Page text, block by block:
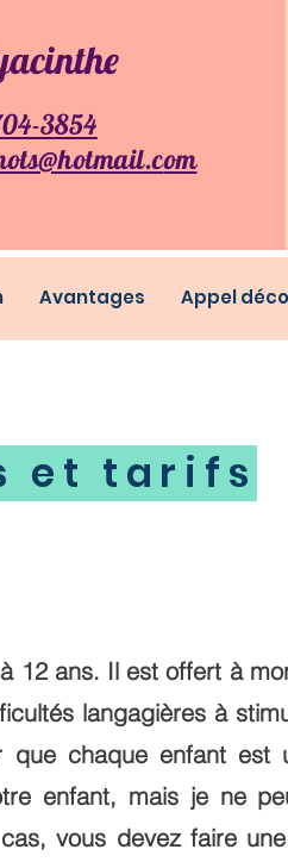
3854
om
Avantages Appel
et tarifs
12 ans. Il est offert à
langagières à
chaque enfant est
enfant, mais je ne
vous devez faire